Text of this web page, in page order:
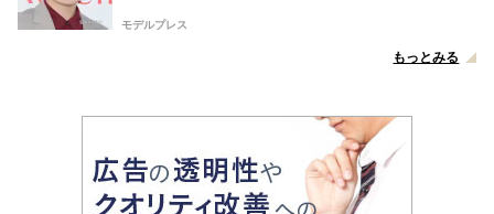
モデルプレス
もっとみる